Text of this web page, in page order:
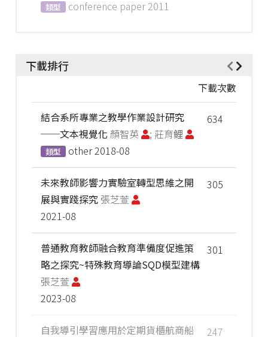
類型 conference paper2011
下載排行
下載次數
634
結合系所專業之教學作業設計研究
──文本視覺化 顏智英 ; 莊育鲤
類型 other2018-08
305
未來教師影響力實驗室轉型思維之開
展與實踐探究 張芝萱
2021-08
301
普通教育教師融合教育準備度促進策
略之探究~特殊教育導論SQD模型建構
張芝萱
2023-08
247
自我導引學習應用於定期貨櫃航商船